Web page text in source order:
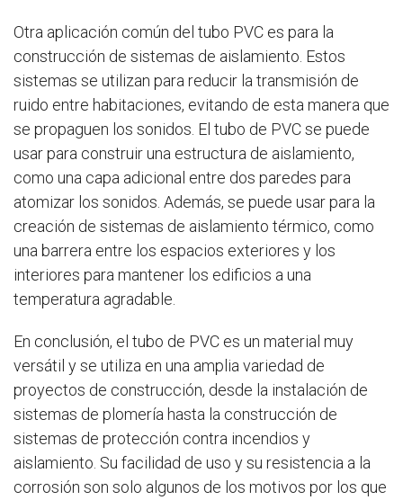
Otra aplicación común del tubo PVC es para la
construcción de sistemas de aislamiento. Estos
sistemas se utilizan para reducir la transmisión de
ruido entre habitaciones, evitando de esta manera que
se propaguen los sonidos. El tubo de PVC se puede
usar para construir una estructura de aislamiento,
como una capa adicional entre dos paredes para
atomizar los sonidos. Además, se puede usar para la
creación de sistemas de aislamiento térmico, como
una barrera entre los espacios exteriores y los
interiores para mantener los edificios a una
temperatura agradable.
En conclusión, el tubo de PVC es un material muy
versátil y se utiliza en una amplia variedad de
proyectos de construcción, desde la instalación de
sistemas de plomería hasta la construcción de
sistemas de protección contra incendios y
aislamiento. Su facilidad de uso y su resistencia a la
corrosión son solo algunos de los motivos por los que